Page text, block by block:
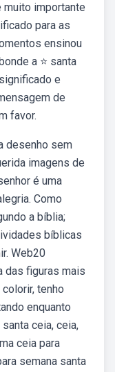
muito importante
para as
ensinou
a ⭐ santa
e
de
favor.
desenho sem
imagens de
é uma
Como
a bíblia;
bíblicas
Web20
das figuras mais
tenho
enquanto
ceia, ceia,
ceia para
semana santa